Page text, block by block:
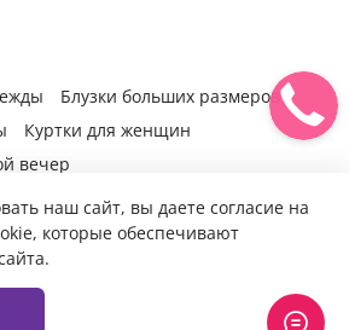
Блузки больших размеров
Куртки для женщин
вечер
защищены.
- официальный сайт компании «Фабрика
женской одежды оптом и в розницу с
наш сайт, вы даете согласие на
которые обеспечивают